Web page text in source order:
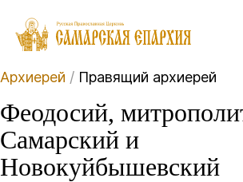
Архиерей / Правящий архиерей
Феодосий,
Самарский и
Новокуйбышевский